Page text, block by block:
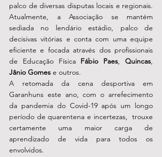
palco de diversas disputas locais e regionais.
Atualmente, a Associação se mantém
sediada no lendário estádio, palco de
decisivas vitórias e conta com uma equipe
eficiente e focada através dos profissionais
de Educação Física Fábio Paes, Quincas
Jânio Gomes e outros.
A retomada da cena desportiva em
Garanhuns este ano, com o arrefecimento
da pandemia do Covid-19 após um longo
período de quarentena e incertezas,  trouxe
certamente uma maior carga de
aprendizado de vida para todos os
envolvidos.